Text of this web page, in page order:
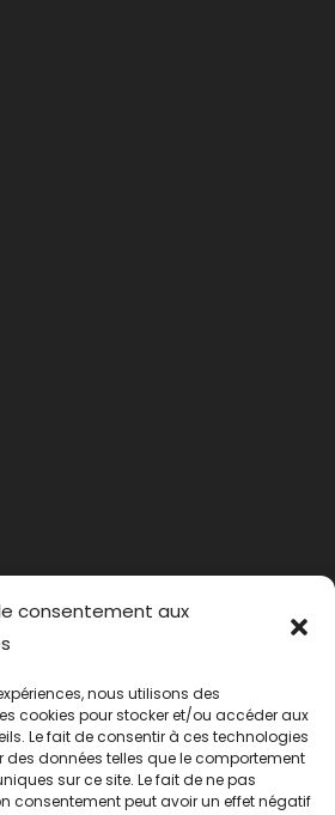
consentement aux
nous utilisons des
cookies pour stocker et/ou accéder aux
Le fait de consentir à ces technologies
des données telles que le comportement
sur ce site. Le fait de ne pas
consentement peut avoir un effet négatif